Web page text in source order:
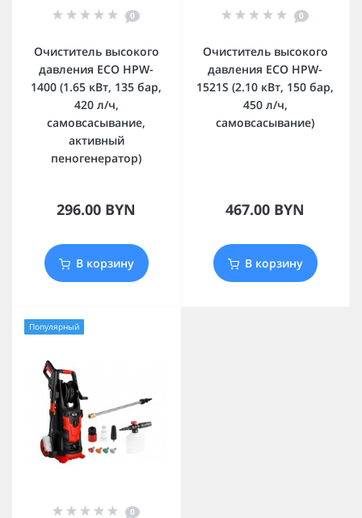
0
Очиститель высокого
давления ECO HPW-
1400 (1.65 кВт, 135 бар,
420 л/ч,
самовсасывание,
активный
пеногенератор)
296.00 BYN
В корзину
0
Очиститель высокого
давления ECO HPW-
1521S (2.10 кВт, 150 бар,
450 л/ч,
самовсасывание)
467.00 BYN
В корзину
Популярный
0